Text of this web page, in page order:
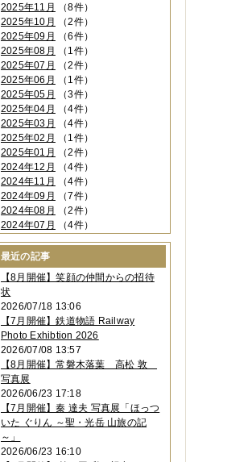
2025年11月
（8件）
2025年10月
（2件）
2025年09月
（6件）
2025年08月
（1件）
2025年07月
（2件）
2025年06月
（1件）
2025年05月
（3件）
2025年04月
（4件）
2025年03月
（4件）
2025年02月
（1件）
2025年01月
（2件）
2024年12月
（4件）
2024年11月
（4件）
2024年09月
（7件）
2024年08月
（2件）
2024年07月
（4件）
2024年06月（4件）
2024年04月
2024年03月（3件）
2024年02月（2件）
2023年12月
2023年11月 （4件）
2023年10月（3件）
2023年09月（4件）
2023年08月 （1件）
2023年06月（3件）
2023年05月
2023年04月 （2件）
2023年03月（5件）
2023年02月（3件）
2023年01月
2022年12月 （3件）
最近の記事
【8月開催】笑顔の仲間からの招待
状
2026/07/18 13:06
【7月開催】鉄道物語 Railway
Photo Exhibtion 2026
2026/07/08 13:57
【8月開催】常磐木落葉 高松 敦
写真展
2026/06/23 17:18
【7月開催】秦 達夫 写真展「ほっつ
いた ぐりん ～聖・光岳 山旅の記
～」
2026/06/23 16:10